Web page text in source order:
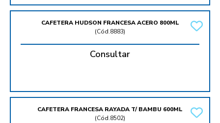
CAFETERA HUDSON FRANCESA ACERO 800ML
(Cód.8883)
Consultar
CAFETERA FRANCESA RAYADA T/ BAMBU 600ML
(Cód.8502)